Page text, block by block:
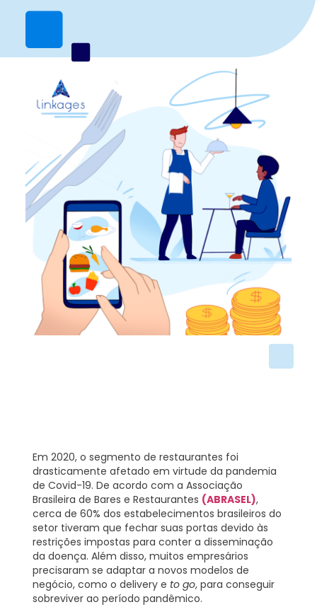
Em 2020, o segmento de restaurantes foi
drasticamente afetado em virtude da pandemia
de Covid-19. De acordo com a Associação
Brasileira de Bares e Restaurantes (ABRASEL),
cerca de 60% dos estabelecimentos brasileiros do
setor tiveram que fechar suas portas devido às
restrições impostas para conter a disseminação
da doença. Além disso, muitos empresários
precisaram se adaptar a novos modelos de
negócio, como o deliverye to go, para conseguir
sobreviver ao período pandêmico.